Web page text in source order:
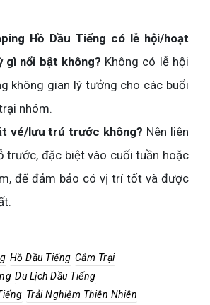
Hồ Dầu Tiếng có lễ hội/hoạt
gì nổi bật không? Không có lễ hội
không gian lý tưởng cho các buổi
nhóm.
vé/lưu trú trước không? Nên liên
trước, đặc biệt vào cuối tuần hoặc
để đảm bảo có vị trí tốt và được
Hồ Dầu Tiếng Cắm Trại
Du Lịch Dầu Tiếng
Trải Nghiệm Thiên Nhiên